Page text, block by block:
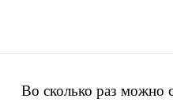
Во сколько раз можно